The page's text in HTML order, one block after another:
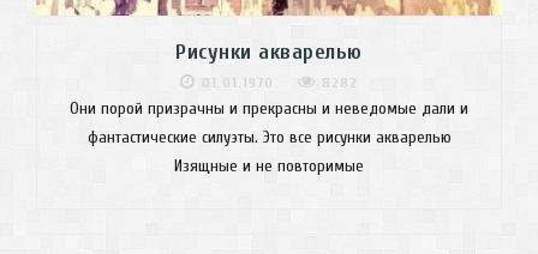
Рисунки акварелью
01.01.1970 8282
Они порой призрачны и прекрасны и неведомые дали и
фантастические силуэты. Это все рисунки акварелью
Изящные и не повторимые